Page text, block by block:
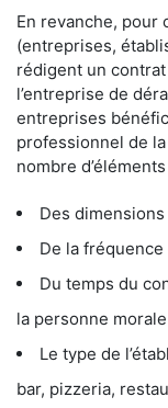
En revanche, pour
(entreprises,
rédigent un
l’entreprise de
entreprises
professionnel de
nombre
Des
De la fréquence
Du temps du
la personne
Le type de
bar, pizzeria,